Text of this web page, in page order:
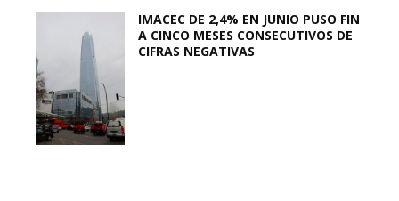
IMACEC DE 2,4% EN JUNIO PUSO FIN
A CINCO MESES CONSECUTIVOS DE
CIFRAS NEGATIVAS